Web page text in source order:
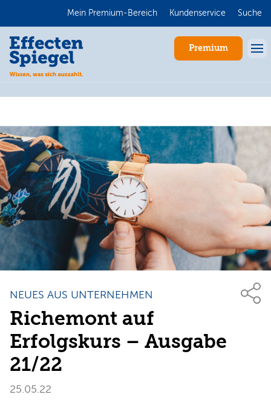
Mein Premium-Bereich Kundenservice Suche
Premium
NEUES AUS UNTERNEHMEN
Richemont auf
Erfolgskurs – Ausgabe
21/22
25.05.22
Anmelden